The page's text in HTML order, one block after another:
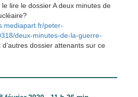
lire le dossier A deux minutes de
peter-
deux-minutes-de-la-guerre-
dossier attenants sur ce